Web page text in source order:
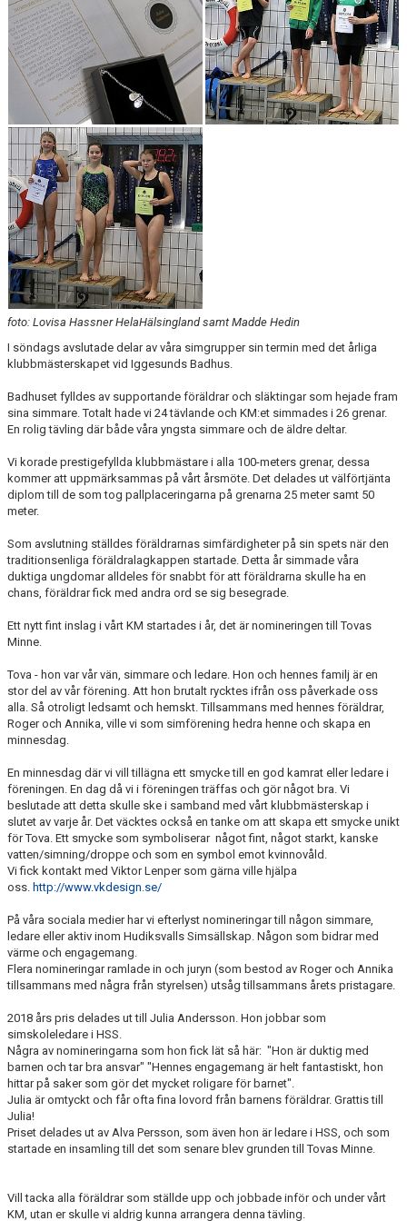
foto: Lovisa Hassner HelaHälsingland samt Madde Hedin
I söndags avslutade delar av våra simgrupper sin termin med det årliga
klubbmästerskapet vid Iggesunds Badhus.
Badhuset fylldes av supportande föräldrar och släktingar som hejade fram
sina simmare. Totalt hade vi 24 tävlande och KM:et simmades i 26 grenar.
En rolig tävling där både våra yngsta simmare och de äldre deltar.
Vi korade prestigefyllda klubbmästare i alla 100-meters grenar, dessa
kommer att uppmärksammas på vårt årsmöte. Det delades ut välförtjänta
diplom till de som tog pallplaceringarna på grenarna 25 meter samt 50
meter.
Som avslutning ställdes föräldrarnas simfärdigheter på sin spets när den
traditionsenliga föräldralagkappen startade. Detta år simmade våra
duktiga ungdomar alldeles för snabbt för att föräldrarna skulle ha en
chans, föräldrar fick med andra ord se sig besegrade.
Ett nytt fint inslag i vårt KM startades i år, det är nomineringen till Tovas
Minne.
Tova - hon var vår vän, simmare och ledare. Hon och hennes familj är en
stor del av vår förening. Att hon brutalt rycktes ifrån oss påverkade oss
alla. Så otroligt ledsamt och hemskt. Tillsammans med hennes föräldrar,
Roger och Annika, ville vi som simförening hedra henne och skapa en
minnesdag.
En minnesdag där vi vill tillägna ett smycke till en god kamrat eller ledare i
föreningen. En dag då vi i föreningen träffas och gör något bra. Vi
beslutade att detta skulle ske i samband med vårt klubbmästerskap i
slutet av varje år. Det väcktes också en tanke om att skapa ett smycke unikt
för Tova. Ett smycke som symboliserar något fint, något starkt, kanske
vatten/simning/droppe och som en symbol emot kvinnovåld.
Vi fick kontakt med Viktor Lenper som gärna ville hjälpa
oss. http://www.vkdesign.se/
På våra sociala medier har vi efterlyst nomineringar till någon simmare,
ledare eller aktiv inom Hudiksvalls Simsällskap. Någon som bidrar med
värme och engagemang.
Flera nomineringar ramlade in och juryn (som bestod av Roger och Annika
tillsammans med några från styrelsen) utsåg tillsammans årets pristagare.
2018 års pris delades ut till Julia Andersson. Hon jobbar som
simskoleledare i HSS.
Några av nomineringarna som hon fick lät så här: "Hon är duktig med
barnen och tar bra ansvar" "Hennes engagemang är helt fantastiskt, hon
hittar på saker som gör det mycket roligare för barnet".
Julia är omtyckt och får ofta fina lovord från barnens föräldrar. Grattis till
Julia!
Priset delades ut av Alva Persson, som även hon är ledare i HSS, och som
startade en insamling till det som senare blev grunden till Tovas Minne.
Vill tacka alla föräldrar som ställde upp och jobbade inför och under vårt
KM, utan er skulle vi aldrig kunna arrangera denna tävling.